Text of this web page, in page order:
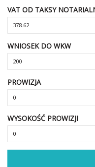
VAT OD TAKSY
WNIOSEK DO WKW
PROWIZJA
WYSOKOŚĆ PROWIZJI